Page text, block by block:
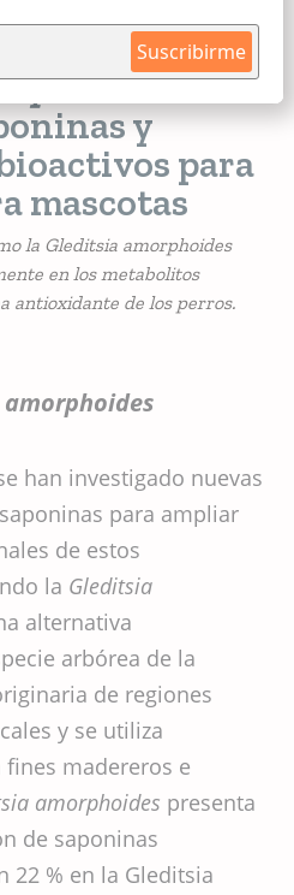
Suscribirme
como
y
para
mascotas
la Gleditsia amorphoides
en los metabolitos
antioxidante de los perros.
han investigado nuevas
para ampliar
de estos
la Gleditsia
alternativa
arbórea de la
de regiones
y se utiliza
madereros e
amorphoides presenta
de saponinas
22 % en la Gleditsia